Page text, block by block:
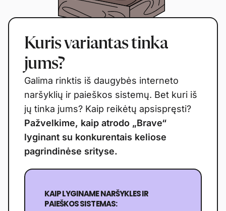
Kuris variantas tinka
jums?
Galima rinktis iš daugybės interneto
naršyklių ir paieškos sistemų. Bet kuri iš
jų tinka jums? Kaip reikėtų apsispręsti?
Pažvelkime, kaip atrodo „Brave“
lyginant su konkurentais keliose
pagrindinėse srityse.
KAIP LYGINAME NARŠYKLES IR
PAIEŠKOS SISTEMAS: